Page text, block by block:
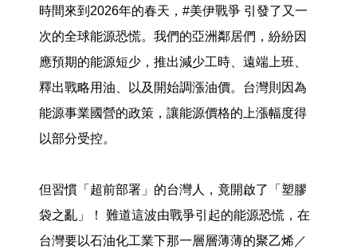
時間來到2026年的春天，#美伊戰爭 引發了又一
次的全球能源恐慌。我們的亞洲鄰居們，紛紛因
應預期的能源短少，推出減少工時、遠端上班、
釋出戰略用油、以及開始調漲油價。台灣則因為
能源事業國營的政策，讓能源價格的上漲幅度得
以部分受控。
但習慣「超前部署」的台灣人，竟開啟了「塑膠
袋之亂」！ 難道這波由戰爭引起的能源恐慌，在
台灣要以石油化工業下那一層層薄薄的聚乙烯／